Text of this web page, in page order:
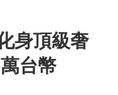
身頂級奢
台幣